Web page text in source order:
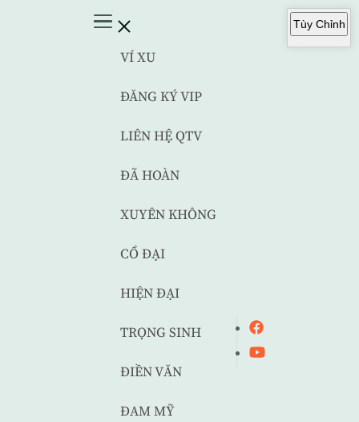
VÍ XU
ĐĂNG KÝ VIP
LIÊN HỆ QTV
ĐÃ HOÀN
XUYÊN KHÔNG
CỔ ĐẠI
HIỆN ĐẠI
TRỌNG SINH
ĐIỀN VĂN
ĐAM MỸ
Tùy Chỉnh